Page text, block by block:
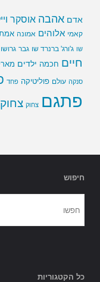
אדם אהבה אוסקר
קאמי אלוהים אמונה
שו ג'ורג' ברנרד שו גבר
חיים חכמה ילדים
סנקה עולם פוליטיקה פחד
פתגם צחוק
חיפוש
כל הקטגוריות